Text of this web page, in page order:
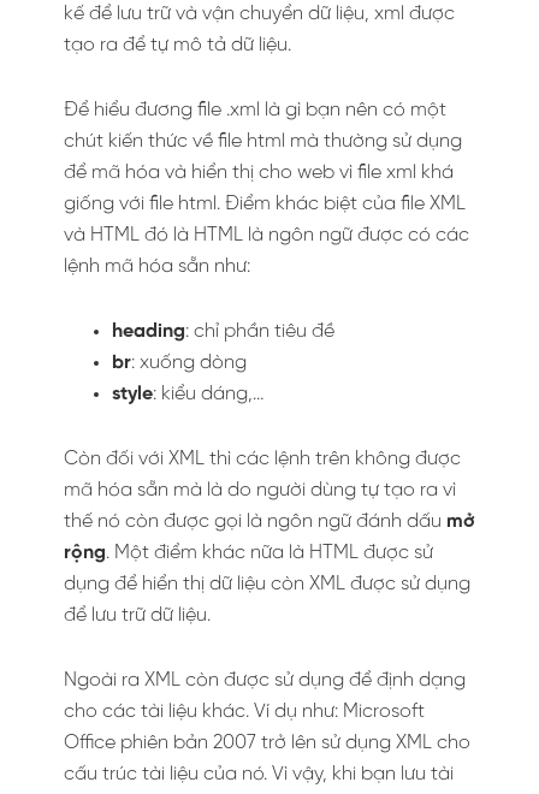
kế để lưu trữ và vận chuyển dữ liệu, xml được
tạo ra để tự mô tả dữ liệu.
Để hiểu đương file .xml là gì bạn nên có một
chút kiến thức về file html mà thường sử dụng
để mã hóa và hiển thị cho web vì file xml khá
giống với file html. Điểm khác biệt của file XML
và HTML đó là HTML là ngôn ngữ được có các
lệnh mã hóa sẵn như:
heading: chỉ phần tiêu đề
br: xuống dòng
style: kiểu dáng,…
Còn đối với XML thì các lệnh trên không được
mã hóa sẵn mà là do người dùng tự tạo ra vì
thế nó còn được gọi là ngôn ngữ đánh dấu mở
rộng. Một điểm khác nữa là HTML được sử
dụng để hiển thị dữ liệu còn XML được sử dụng
để lưu trữ dữ liệu.
Ngoài ra XML còn được sử dụng để định dạng
cho các tài liệu khác. Ví dụ như: Microsoft
Office phiên bản 2007 trở lên sử dụng XML cho
cấu trúc tài liệu của nó. Vì vậy, khi bạn lưu tài